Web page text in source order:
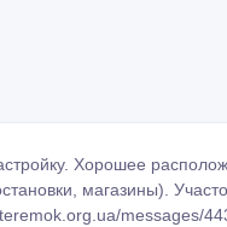
Хорошее
магазины).
messages/